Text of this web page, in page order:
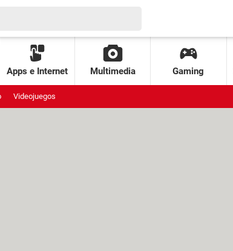
Apps e Internet Multimedia Gaming
Videojuegos